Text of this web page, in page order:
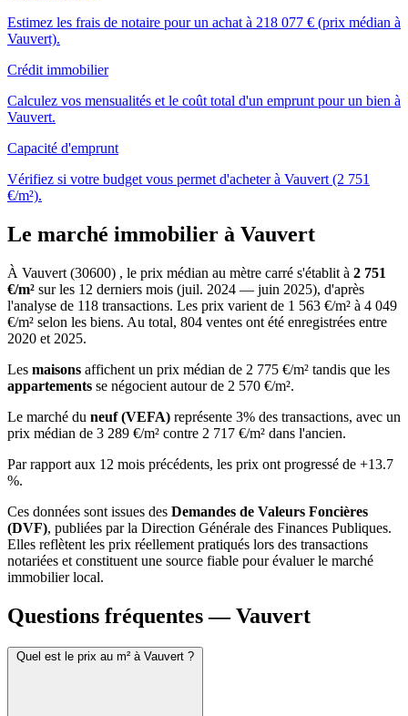
Estimez les frais de notaire pour un achat à 218 077 € (prix médian à
Vauvert).
Crédit immobilier
Calculez vos mensualités et le coût total d'un emprunt pour un bien à
Vauvert.
Capacité d'emprunt
Vérifiez si votre budget vous permet d'acheter à Vauvert (2 751
€/m²).
Le marché immobilier à Vauvert
À Vauvert (30600) , le prix médian au mètre carré s'établit à 2 751
€/m² sur les 12 derniers mois (juil. 2024 — juin 2025), d'après
l'analyse de 118 transactions. Les prix varient de 1 563 €/m² à 4 049
€/m² selon les biens. Au total, 804 ventes ont été enregistrées entre
2020 et 2025.
Les maisons affichent un prix médian de 2 775 €/m² tandis que les
appartements se négocient autour de 2 570 €/m².
Le marché du neuf (VEFA) représente 3% des transactions, avec un
prix médian de 3 289 €/m² contre 2 717 €/m² dans l'ancien.
Par rapport aux 12 mois précédents, les prix ont progressé de +13.7
%.
Ces données sont issues des Demandes de Valeurs Foncières
(DVF), publiées par la Direction Générale des Finances Publiques.
Elles reflètent les prix réellement pratiqués lors des transactions
notariées et constituent une source fiable pour évaluer le marché
immobilier local.
Questions fréquentes — Vauvert
Quel est le prix au m² à Vauvert ?